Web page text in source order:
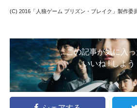
(C) 2016「人狼ゲーム プリズン・ブレイク」製作委
この記事が気に入
いいね ! しよう